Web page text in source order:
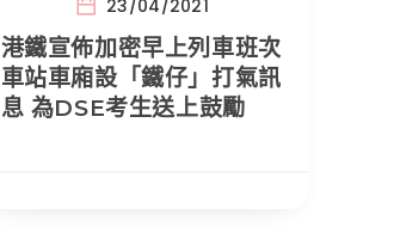
23/04/2021
港鐵宣佈加密早上列車班次
車站車廂設「鐵仔」打氣訊
息 為DSE考生送上鼓勵